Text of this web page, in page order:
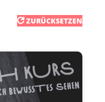
ZURÜCKSETZEN